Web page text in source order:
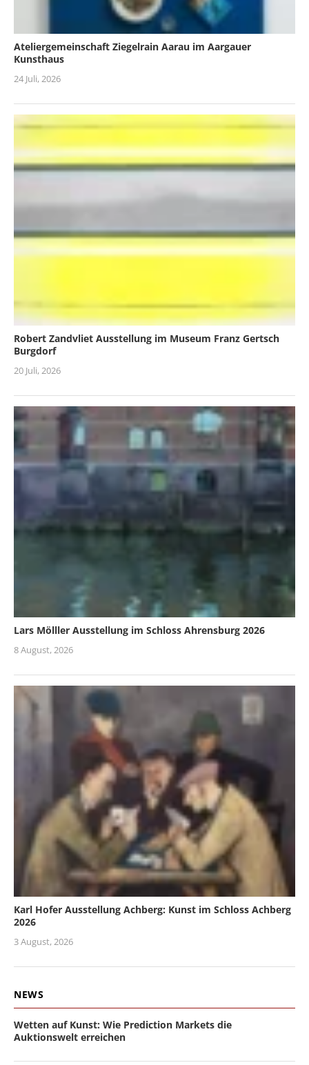
Ateliergemeinschaft Ziegelrain Aarau im Aargauer
Kunsthaus
24 Juli, 2026
Robert Zandvliet Ausstellung im Museum Franz Gertsch
Burgdorf
20 Juli, 2026
Lars Mölller Ausstellung im Schloss Ahrensburg 2026
8 August, 2026
Karl Hofer Ausstellung Achberg: Kunst im Schloss Achberg
2026
3 August, 2026
NEWS
Wetten auf Kunst: Wie Prediction Markets die
Auktionswelt erreichen